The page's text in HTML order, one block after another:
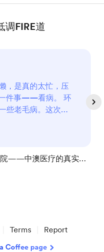
FIRE道
，是真的太忙，压
件事——看病。 环
些老毛病。这次回
液，破了之后长
院——中澳医疗的真实体
意
Terms Report
Coffee page